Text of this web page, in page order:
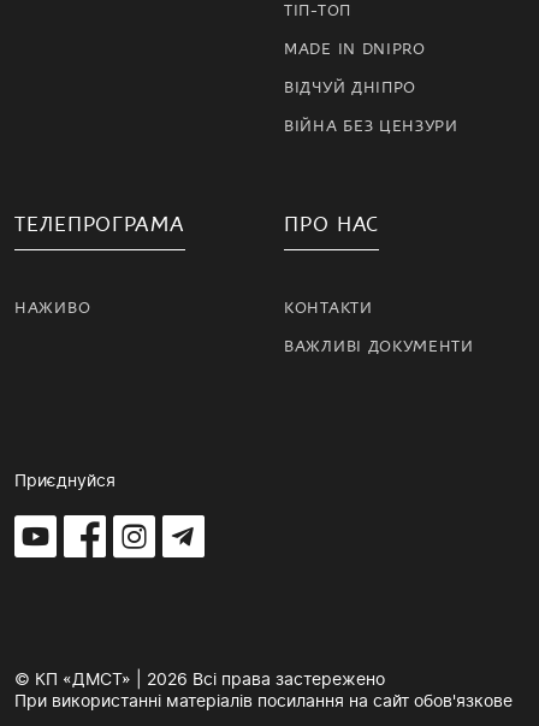
ТІП-ТОП
MADE IN DNIPRO
ВІДЧУЙ ДНІПРО
ВІЙНА БЕЗ ЦЕНЗУРИ
ТЕЛЕПРОГРАМА
НАЖИВО
ПРО НАС
КОНТАКТИ
ВАЖЛИВІ ДОКУМЕНТИ
Приєднуйся
© КП «ДМСТ» | 2026 Всі права застережено
При використанні матеріалів посилання на сайт обов'язкове